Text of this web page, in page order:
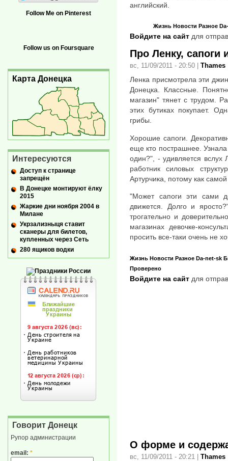
английский.
Жизнь Новости Разное
Войдите на сайт для
Про Ленку, сапоги
вс, 11/09/2011 - 20:50 Thames
Ленка присмотрела эти
Донецка. Классные.
магазин" тянет с трудом.
этих бутиках покупает.
грибы.
Хорошие сапоги.
еще кто пострашнее.
один?", - удивляется вслух
работник силовых
Артурчика, потому как
"Может сапоги эти сами
движется. Долго и
трогательно и
магазинах девочке-
просить все-таки очень не
Жизнь Новости Разное Da-net-sk
Проверено
Войдите на сайт для
О форме и
вс, 11/09/2011 - 20:21 | Thames
Follow Me on Pinterest
Follow us on Foursquare
Карта Донецка
Интересуются
Доступ к странице
запрещён
В Донецке монтируют ёлку
2015
Жаркие дни ноября 2004 в
Милане
Укрзализныця ставит
сканеры для билетов,
купленных через Сеть
280 ящиков водки
Говорит Донецк
Рупор администрации
email: *